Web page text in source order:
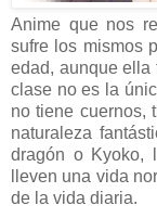
Anime que nos
sufre los mismos
edad, aunque ella
clase no es la
no tiene cuernos,
naturaleza
dragón o Kyoko,
lleven una vida
de la vida diaria.